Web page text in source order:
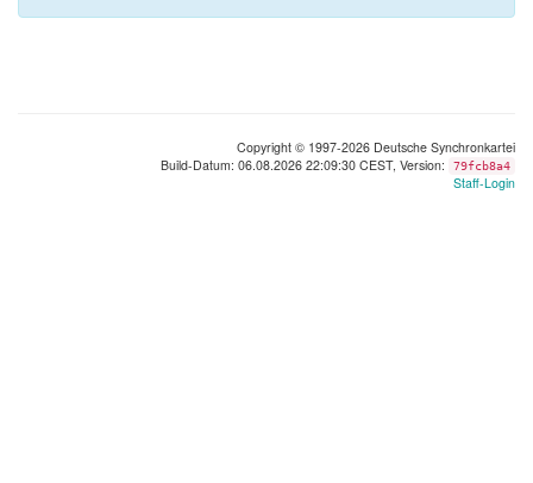
Copyright © 1997-2026 Deutsche Synchronkartei
Build-Datum: 06.08.2026 22:09:30 CEST, Version:
79fcb8a4
Staff-Login